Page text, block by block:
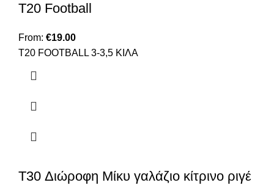
T20 Football
From: €19.00
Τ20 FOOTBALL 3-3,5 ΚΙΛΑ
T30 Διώροφη Μίκυ γαλάζιο κίτρινο ριγέ